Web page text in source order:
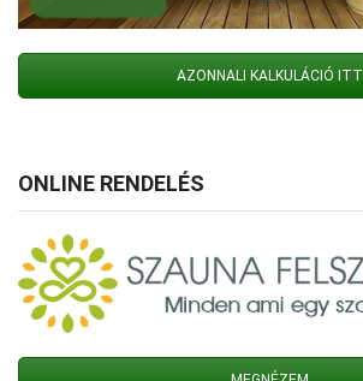
AZONNALI KALKULÁCIÓ ITT
ONLINE RENDELÉS